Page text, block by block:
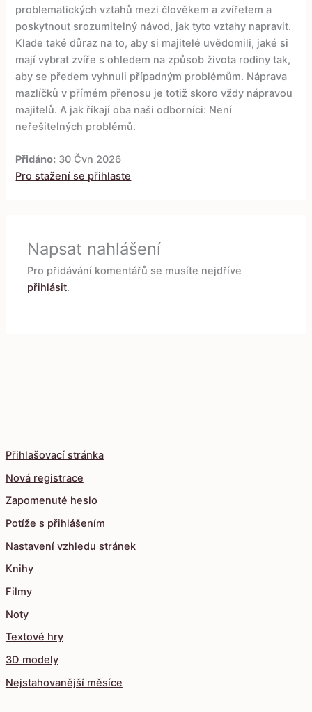
Přihlašovací stránka
Nová registrace
Zapomenuté heslo
Potíže s přihlášením
Nastavení vzhledu stránek
Knihy
Filmy
Noty
Textové hry
3D modely
Nejstahovanější měsíce
problematických vztahů mezi člověkem a zvířetem a
poskytnout srozumitelný návod, jak tyto vztahy napravit.
Klade také důraz na to, aby si majitelé uvědomili, jaké si
mají vybrat zvíře s ohledem na způsob života rodiny tak,
aby se předem vyhnuli případným problémům. Náprava
mazlíčků v přímém přenosu je totiž skoro vždy nápravou
majitelů. A jak říkají oba naši odborníci: Není
neřešitelných problémů.
Přidáno: 30 Čvn 2026
Pro stažení se přihlaste
Napsat nahlášení
Pro přidávání komentářů se musíte nejdříve
přihlásit.